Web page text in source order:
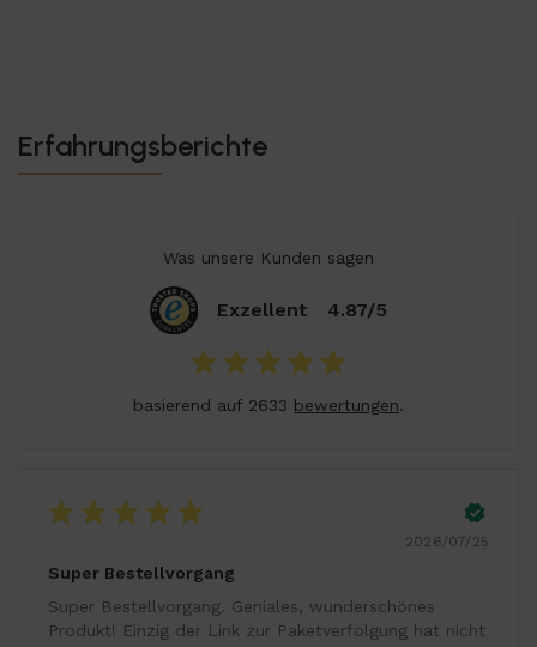
Erfahrungsberichte
Was unsere Kunden sagen
Exzellent 4.87/5
basierend auf 2633 bewertungen.
2026/07/25
Super Bestellvorgang
Super Bestellvorgang. Geniales, wunderschönes
Produkt! Einzig der Link zur Paketverfolgung hat nicht